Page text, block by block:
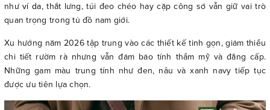
nhưví da, thắt lưng, túi đeo chéo hay cặp công sở vẫn giữ vai trò
quan trọng trong tủ đồ nam giới.
Xu hướng năm 2026 tập trung vào các thiết kế tinh gọn, giảm thiểu
chi tiết rườm rà nhưng vẫn đảm bảo tính thẩm mỹ và đẳng cấp.
Những gam màu trung tính như đen, nâu và xanh navy tiếp tục
được ưu tiên lựa chọn.